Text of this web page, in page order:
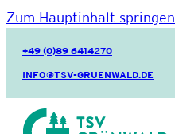
Zum Hauptinhalt springen
+49 (0)89 6414270
INFO@TSV-GRUENWALD.DE